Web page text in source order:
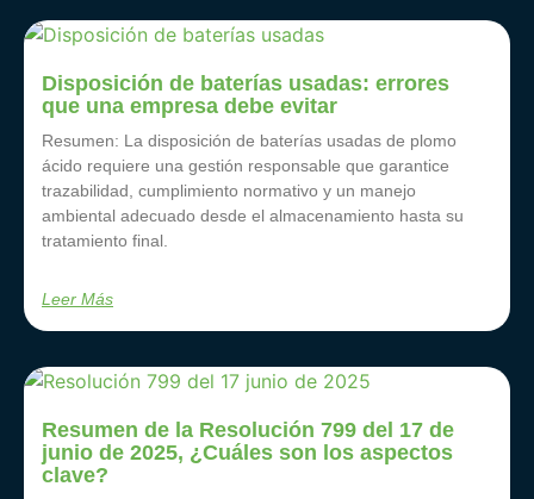
Disposición de baterías usadas: errores
que una empresa debe evitar
Resumen: La disposición de baterías usadas de plomo
ácido requiere una gestión responsable que garantice
trazabilidad, cumplimiento normativo y un manejo
ambiental adecuado desde el almacenamiento hasta su
tratamiento final.
Leer Más
Resumen de la Resolución 799 del 17 de
junio de 2025, ¿Cuáles son los aspectos
clave?